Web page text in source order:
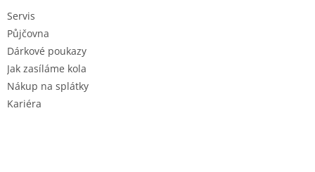
Servis
Půjčovna
Dárkové poukazy
Jak zasíláme kola
Nákup na splátky
Kariéra